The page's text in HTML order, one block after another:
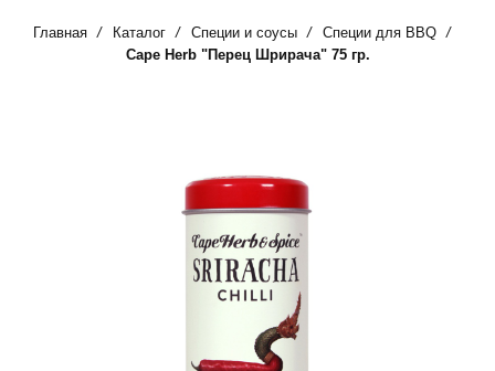
Главная Каталог Специи и соусы
Специи для BBQ
Cape Herb "Перец Шрирача" 75 гр.